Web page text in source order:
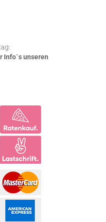
Info`s unseren